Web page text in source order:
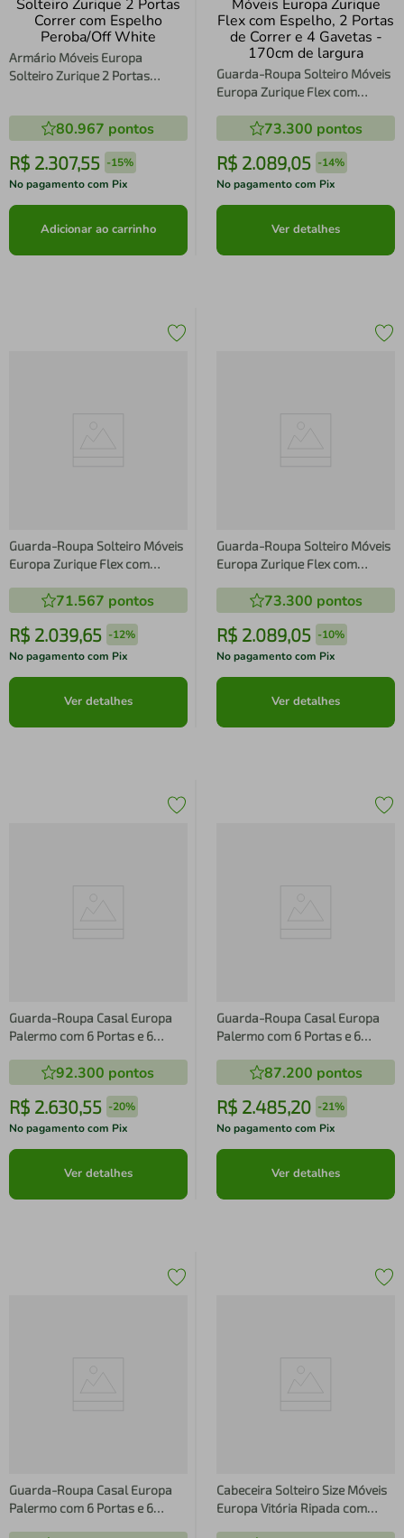
Armário Móveis Europa
Solteiro Zurique 2 Portas
80.967 pontos
R$ 2.307,55 -15%
No pagamento com Pix
Adicionar ao carrinho
Guarda-Roupa Solteiro Móveis
Europa Zurique Flex com
Gavetas - 170cm de largura
73.300 pontos
R$ 2.089,05 -14%
No pagamento com Pix
Ver detalhes
Guarda-Roupa Solteiro Móveis
Europa Zurique Flex com
Gavetas - 170cm de largura
71.567 pontos
R$ 2.039,65 -12%
No pagamento com Pix
Ver detalhes
Guarda-Roupa Solteiro Móveis
Europa Zurique Flex com
Gavetas - 170cm de largura
73.300 pontos
R$ 2.089,05 -10%
No pagamento com Pix
Ver detalhes
Guarda-Roupa Casal Europa
Palermo com 6 Portas e 6
92.300 pontos
R$ 2.630,55 -20%
No pagamento com Pix
Ver detalhes
Guarda-Roupa Casal Europa
Palermo com 6 Portas e 6
87.200 pontos
R$ 2.485,20 -21%
No pagamento com Pix
Ver detalhes
Guarda-Roupa Casal Europa
Palermo com 6 Portas e 6
Cabeceira Solteiro Size Móveis
Europa Vitória Ripada com